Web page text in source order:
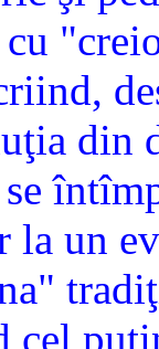
din
la un
cel